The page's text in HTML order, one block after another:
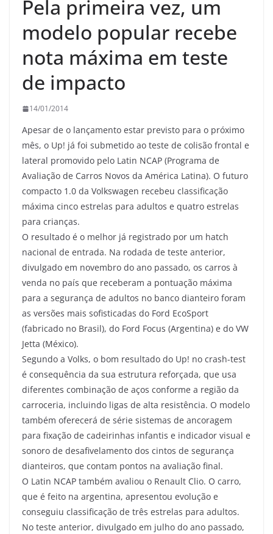
Pela primeira vez, um
modelo popular recebe
nota máxima em teste
de impacto
14/01/2014
Apesar de o lançamento estar previsto para o próximo
mês, o Up! já foi submetido ao teste de colisão frontal e
lateral promovido pelo Latin NCAP (Programa de
Avaliação de Carros Novos da América Latina). O futuro
compacto 1.0 da Volkswagen recebeu classificação
máxima cinco estrelas para adultos e quatro estrelas
para crianças.
O resultado é o melhor já registrado por um hatch
nacional de entrada. Na rodada de teste anterior,
divulgado em novembro do ano passado, os carros à
venda no país que receberam a pontuação máxima
para a segurança de adultos no banco dianteiro foram
as versões mais sofisticadas do Ford EcoSport
(fabricado no Brasil), do Ford Focus (Argentina) e do VW
Jetta (México).
Segundo a Volks, o bom resultado do Up! no crash-test
é consequência da sua estrutura reforçada, que usa
diferentes combinação de aços conforme a região da
carroceria, incluindo ligas de alta resistência. O modelo
também oferecerá de série sistemas de ancoragem
para fixação de cadeirinhas infantis e indicador visual e
sonoro de desafivelamento dos cintos de segurança
dianteiros, que contam pontos na avaliação final.
O Latin NCAP também avaliou o Renault Clio. O carro,
que é feito na argentina, apresentou evolução e
conseguiu classificação de três estrelas para adultos.
No teste anterior, divulgado em julho do ano passado,